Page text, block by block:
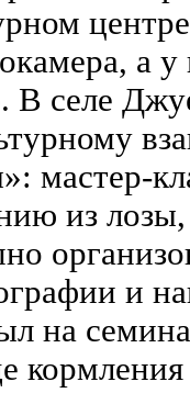
а
В селе
мастер-
из
и
на